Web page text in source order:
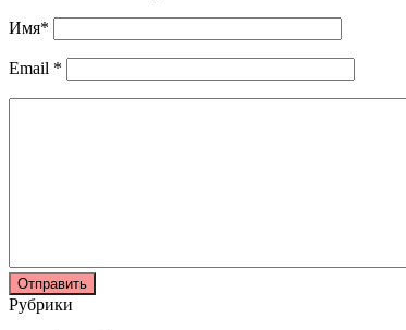
Имя*
Email *
Рубрики